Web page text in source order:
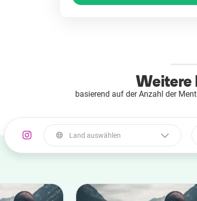
Weitere
basierend auf der Anzahl der
Land auswählen
Azerbaijan